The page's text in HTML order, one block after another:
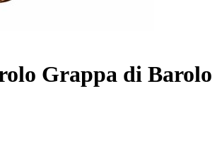
Grappa di Barolo